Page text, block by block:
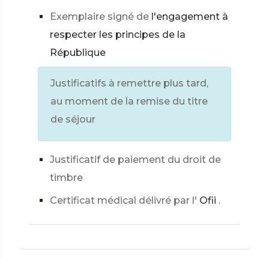
Exemplaire signé de l'engagement à
respecter les principes de la
République
Justificatifs à remettre plus tard,
au moment de la remise du titre
de séjour
Justificatif de paiement du droit de
timbre
Certificat médical délivré par l' Ofii .